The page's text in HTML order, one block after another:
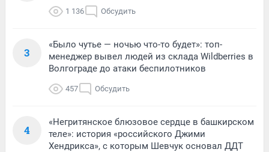
1 136 Обсудить
3
«Было чутье — ночью что-то будет»: топ-
менеджер вывел людей из склада Wildberries в
Волгограде до атаки беспилотников
457 Обсудить
4
«Негритянское блюзовое сердце в башкирском
теле»: история «российского Джими
Хендрикса», с которым Шевчук основал ДДТ